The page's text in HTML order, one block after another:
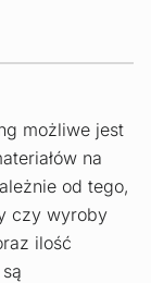
możliwe jest
na
od tego,
czy wyroby
ilość